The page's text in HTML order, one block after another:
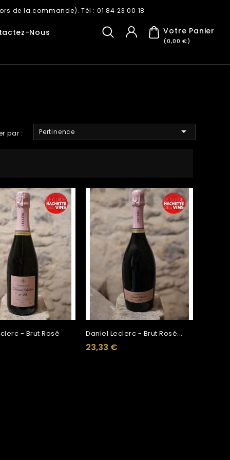
Votre Panier
(0,00 €)
de la commande). Tél : 01 84 23 00 18
Nous
par : Pertinence 
- Brut Rosé Daniel Leclerc - Brut Rosé...
23,33 €